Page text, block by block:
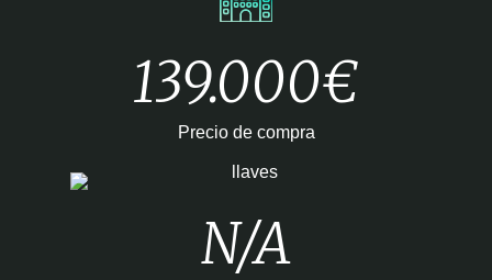
139.000€
Precio de compra
N/A